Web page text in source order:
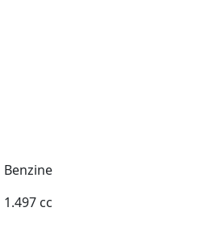
Benzine
1.497 cc